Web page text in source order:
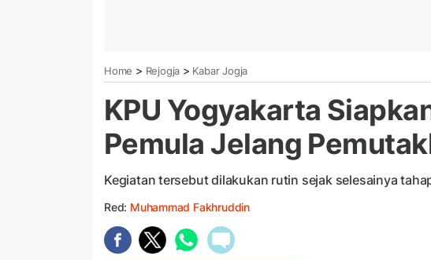
Home > Rejogja > Kabar Jogja
KPU Yogyakarta
Pemula Jelang
Kegiatan tersebut dilakukan rutin sejak selesainya
Red: Muhammad Fakhruddin